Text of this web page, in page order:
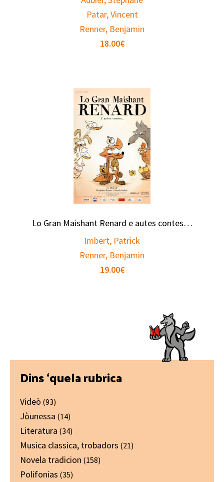
Patar, Vincent
Renner, Benjamin
18.00€
Lo Gran Maishant Renard e autes contes…
Imbert, Patrick
Renner, Benjamin
19.00€
Primary
Sidebar
Dins ‘quela rubrica
Videò (93)
Jòunessa (14)
Literatura (34)
Musica classica, trobadors (21)
Novela tradicion (158)
Polifonias (35)